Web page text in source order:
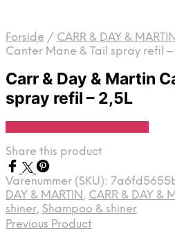
Forside / CARR & DAY & MARTIN
Canter Mane & Tail spray refil –
Carr & Day & Martin
spray refil – 2,5L
Share this product
Varenummer (SKU):
DAY & MARTIN, CARR & DAY &
shiner, Shampoo & shiner
Previous Product